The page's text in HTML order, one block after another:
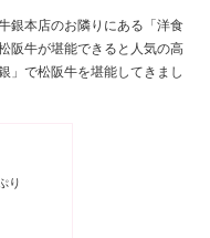
銀本店のお隣りにある「洋食
阪牛が堪能できると人気の高
」で松阪牛を堪能してきまし
り